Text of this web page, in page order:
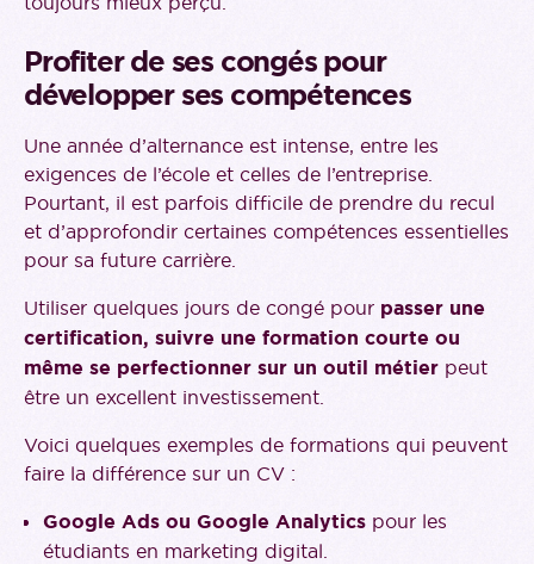
Profiter de ses congés pour
développer ses compétences
Une année d’alternance est intense, entre les
exigences de l’école et celles de l’entreprise.
Pourtant, il est parfois difficile de prendre du recul
et d’approfondir certaines compétences essentielles
pour sa future carrière.
Utiliser quelques jours de congé pour passer une
certification, suivre une formation courte ou
même se perfectionner sur un outil métier peut
être un excellent investissement.
Voici quelques exemples de formations qui peuvent
faire la différence sur un CV :
Google Ads ou Google Analytics pour les
étudiants en marketing digital.